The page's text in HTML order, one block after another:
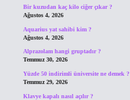
Bir kuzudan kaç kilo ciğer çıkar ?
Ağustos 4, 2026
Aquarius yat sahibi kim ?
Ağustos 4, 2026
Alprazolam hangi gruptadır ?
Temmuz 30, 2026
Yüzde 50 indirimli üniversite ne demek ?
Temmuz 29, 2026
Klavye kapalı nasıl açılır ?